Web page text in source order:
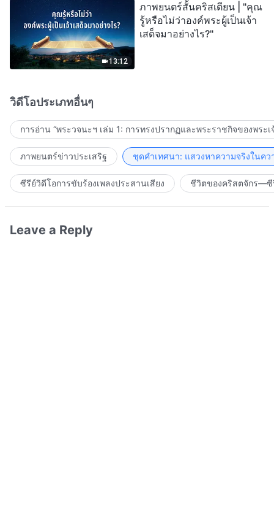
13:12
ภาพยนตร์สั้นคริสเตียน | "คุณ
รู้หรือไม่ว่าองค์พระผู้เป็นเจ้า
เสด็จมาอย่างไร?"
วิดีโอประเภทอื่นๆ
การอ่าน “พระวจนะฯ เล่ม 1: การทรงปรากฏและพระราชกิจของพระเ
ภาพยนตร์ข่าวประเสริฐ ชุดคำเทศนา: แสวงหาความจริงในคว
ซีรีย์วิดีโอการขับร้องเพลงประสานเสียง ชีวิตของคริสตจักร—ซี
Leave a Reply